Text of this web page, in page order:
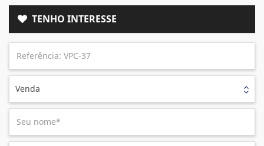
TENHO INTERESSE
Venda